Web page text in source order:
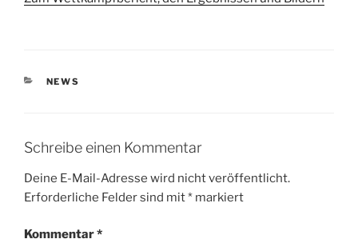
KATEGORIEN
NEWS
Schreibe einen Kommentar
Deine E-Mail-Adresse wird nicht veröffentlicht.
Erforderliche Felder sind mit* markiert
Kommentar*